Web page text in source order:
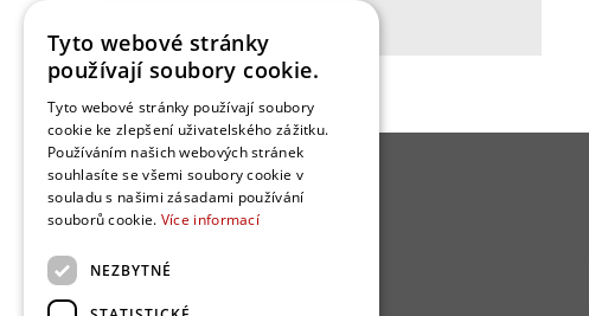
O BYDLENÍ
Tyto webové stránky
používají soubory cookie.
Tyto webové stránky používají soubory
cookie ke zlepšení uživatelského zážitku.
Používáním našich webových stránek
souhlasíte se všemi soubory cookie v
souladu s našimi zásadami používání
souborů cookie. Více informací
NEZBYTNÉ